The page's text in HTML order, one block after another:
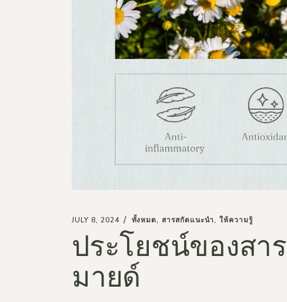
JULY 8, 2024 ทั้งหมด สารสกัดแนะนำ ให้ความรู้
ประโยชน์ของสา
มายด์